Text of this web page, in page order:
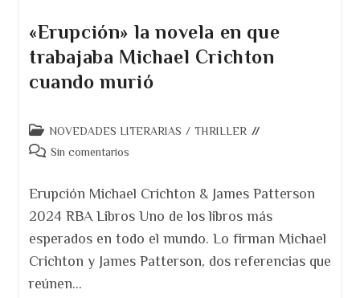
«Erupción» la novela en que
trabajaba Michael Crichton
cuando murió
Categoría
de
NOVEDADES LITERARIAS / THRILLER
Comentarios
entrada:
Sin comentarios
Erupción Michael Crichton & James Patterson
2024 RBA Libros Uno de los libros más
esperados en todo el mundo. Lo firman Michael
Crichton y James Patterson, dos referencias que
reúnen…